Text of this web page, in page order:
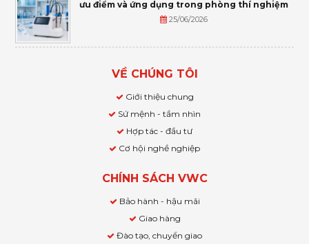
ưu điểm và ứng dụng trong phòng thí nghiệm
25/06/2026
VỀ CHÚNG TÔI
Giới thiệu chung
Sứ mệnh - tầm nhìn
Hợp tác - đầu tư
Cơ hội nghề nghiệp
CHÍNH SÁCH VWC
Bảo hành - hậu mãi
Giao hàng
Đào tạo, chuyển giao